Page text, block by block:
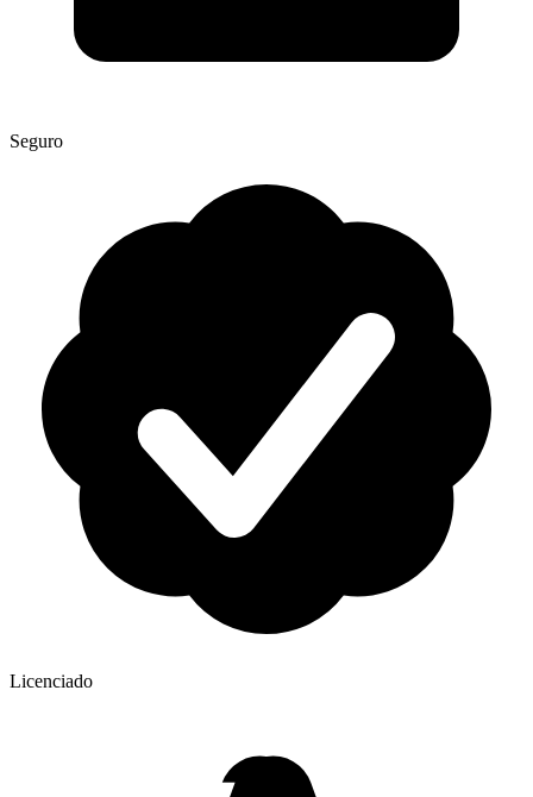
Seguro
Licenciado